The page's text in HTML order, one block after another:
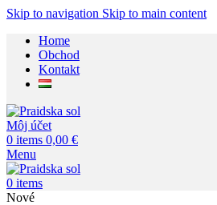
Skip to navigation Skip to main content
Home
Obchod
Kontakt
Môj účet
0 items 0,00 €
Menu
0 items
Nové